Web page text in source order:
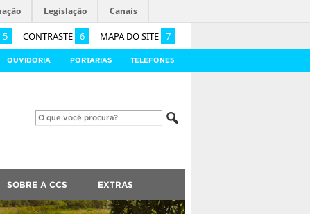
5 CONTRASTE 6 MAPA DO SITE 7
Legislação Canais
OUVIDORIA PORTARIAS TELEFONES
SOBRE A CCS EXTRAS